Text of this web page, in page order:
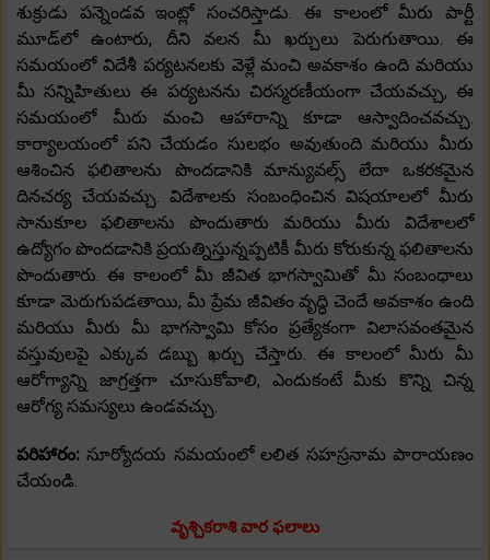
శుక్రుడు పన్నెండవ ఇంట్లో సంచరిస్తాడు. ఈ కాలంలో మీరు పార్టీ
మూడ్‌లో ఉంటారు, దీని వలన మీ ఖర్చులు పెరుగుతాయి. ఈ
సమయంలో విదేశీ పర్యటనలకు వెళ్లే మంచి అవకాశం ఉంది మరియు
మీ సన్నిహితులు ఈ పర్యటనను చిరస్మరణీయంగా చేయవచ్చు, ఈ
సమయంలో మీరు మంచి ఆహారాన్ని కూడా ఆస్వాదించవచ్చు.
కార్యాలయంలో పని చేయడం సులభం అవుతుంది మరియు మీరు
ఆశించిన ఫలితాలను పొందడానికి మాన్యువల్స్ లేదా ఒకరకమైన
దినచర్య చేయవచ్చు. విదేశాలకు సంబంధించిన విషయాలలో మీరు
సానుకూల ఫలితాలను పొందుతారు మరియు మీరు విదేశాలలో
ఉద్యోగం పొందడానికి ప్రయత్నిస్తున్నప్పటికీ మీరు కోరుకున్న ఫలితాలను
పొందుతారు. ఈ కాలంలో మీ జీవిత భాగస్వామితో మీ సంబంధాలు
కూడా మెరుగుపడతాయి, మీ ప్రేమ జీవితం వృద్ధి చెందే అవకాశం ఉంది
మరియు మీరు మీ భాగస్వామి కోసం ప్రత్యేకంగా విలాసవంతమైన
వస్తువులపై ఎక్కువ డబ్బు ఖర్చు చేస్తారు. ఈ కాలంలో మీరు మీ
ఆరోగ్యాన్ని జాగ్రత్తగా చూసుకోవాలి, ఎందుకంటే మీకు కొన్ని చిన్న
ఆరోగ్య సమస్యలు ఉండవచ్చు.
పరిహారం: సూర్యోదయ సమయంలో లలిత సహస్రనామ పారాయణం
చేయండి.
వృశ్చికరాశి వార ఫలాలు